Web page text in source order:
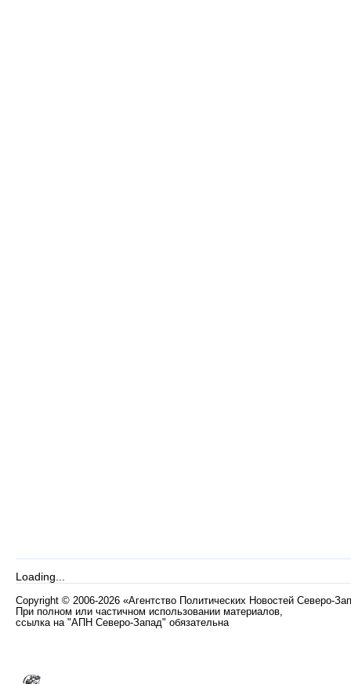
Loading...
Copyright © 2006-2026 «Агентство Политических Новостей Северо-
При полном или частичном использовании материалов,
ссылка на "АПН Северо-Запад" обязательна